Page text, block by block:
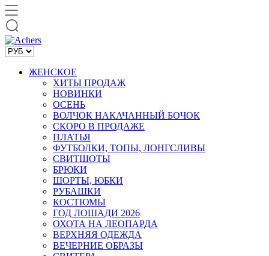
ЖЕНСКОЕ
ХИТЫ ПРОДАЖ
НОВИНКИ
ОСЕНЬ
ВОЛЧОК НАКАЧАННЫЙ БОЧОК
СКОРО В ПРОДАЖЕ
ПЛАТЬЯ
ФУТБОЛКИ, ТОПЫ, ЛОНГСЛИВЫ
СВИТШОТЫ
БРЮКИ
ШОРТЫ, ЮБКИ
РУБАШКИ
КОСТЮМЫ
ГОД ЛОШАДИ 2026
ОХОТА НА ЛЕОПАРДА
ВЕРХНЯЯ ОДЕЖДА
ВЕЧЕРНИЕ ОБРАЗЫ